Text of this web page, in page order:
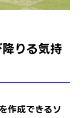
りる気持
作成できるソ